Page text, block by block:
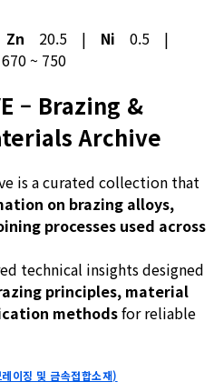
Zn 20.5 | Ni 0.5 |
~ 750
– Brazing &
Archive
is a curated collection that
on brazing alloys,
processes used across
technical insights designed
principles, material
methodsfor reliable
징 및 금속접합소재)